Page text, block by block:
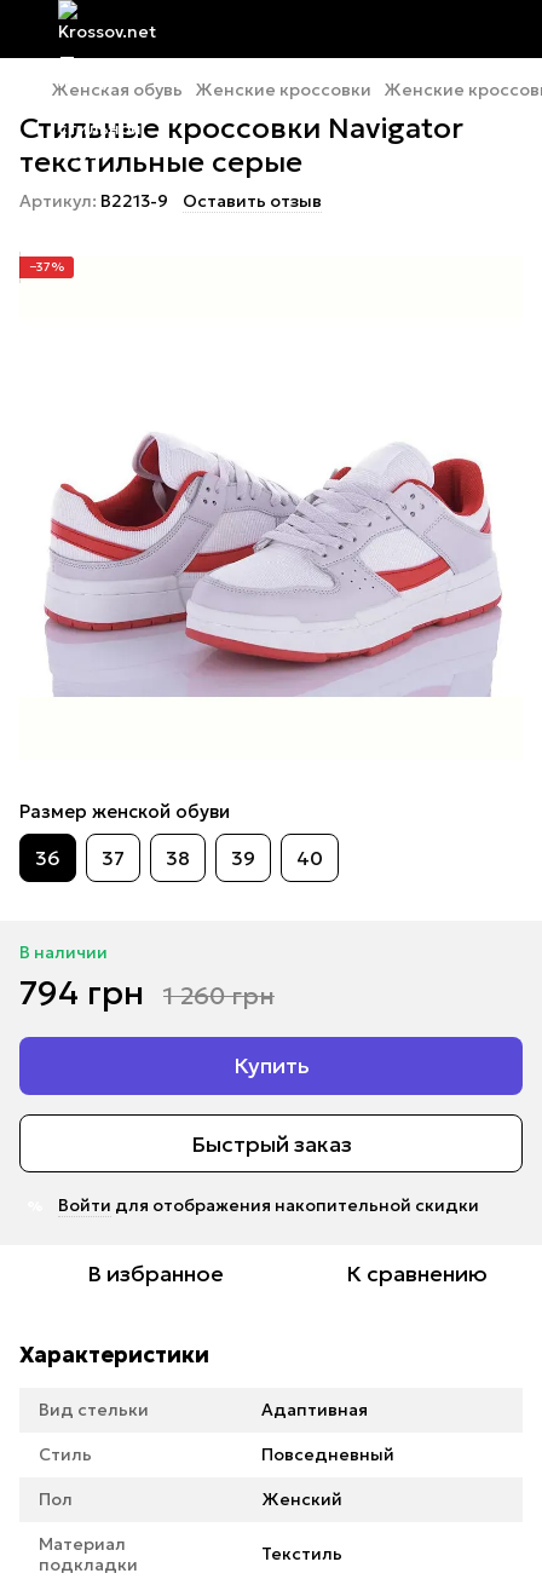
Женская обувь Женские кроссовки Женские
Стильные кроссовки Navigator
текстильные серые
Артикул: B2213-9 Оставить отзыв
−37%
Размер женской обуви
36 37 38 39 40
В наличии
794 грн 1 260 грн
Купить
Быстрый заказ
Войти для отображения накопительной скидки
В избранное К сравнению
Характеристики
Вид стельки Адаптивная
Стиль Повседневный
Пол Женский
Материал
подкладки
Текстиль